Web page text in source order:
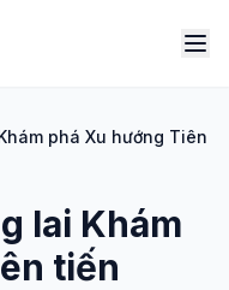
phá Xu hướng Tiên
lai Khám
tiến